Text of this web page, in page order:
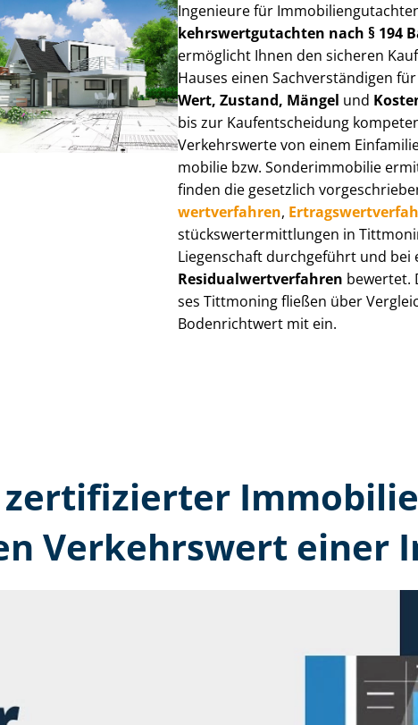
Ingenieure für
kehrs­wert­gut­ach­ten nach § 194
ermöglicht Ihnen den sicheren
Hauses einen Sach­ver­stän­di­gen
Wert, Zustand, Mängel und
bis zur Kauf­ent­schei­dung
Verkehrswerte von einem
mo­bi­lie bzw. Sonderimmobilie
finden die gesetzlich
wert­ver­fah­ren,
stücks­wert­ermitt­lun­gen in
Liegenschaft durchgeführt und
Re­si­du­al­wert­ver­fah­ren bewertet.
ses Tittmoning fließen über
Bodenrichtwert mit ein.
Verkehrswert einer